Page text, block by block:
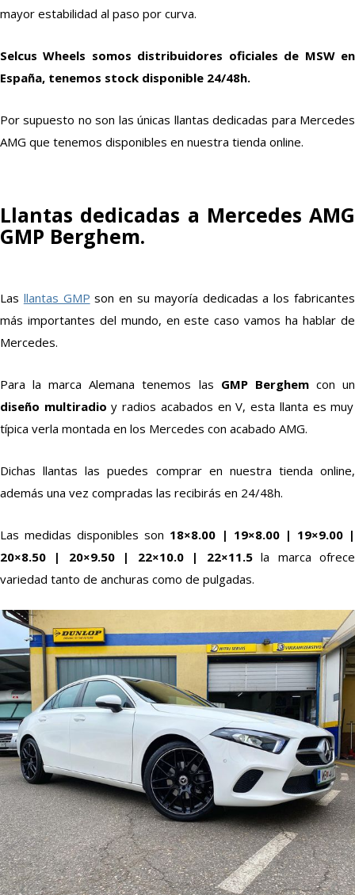
mayor estabilidad al paso por curva.
Selcus Wheels somos distribuidores oficiales de MSW en
España, tenemos stock disponible 24/48h.
Por supuesto no son las únicas llantas dedicadas para Mercedes
AMG que tenemos disponibles en nuestra tienda online.
Llantas dedicadas a Mercedes AMG
GMP Berghem.
Las llantas GMP son en su mayoría dedicadas a los fabricantes
más importantes del mundo, en este caso vamos ha hablar de
Mercedes.
Para la marca Alemana tenemos las GMP Berghem con un
diseño multiradio y radios acabados en V, esta llanta es muy
típica verla montada en los Mercedes con acabado AMG.
Dichas llantas las puedes comprar en nuestra tienda online,
además una vez compradas las recibirás en 24/48h.
Las medidas disponibles son 18×8.00 | 19×8.00 | 19×9.00 |
20×8.50 | 20×9.50 | 22×10.0 | 22×11.5la marca ofrece
variedad tanto de anchuras como de pulgadas.